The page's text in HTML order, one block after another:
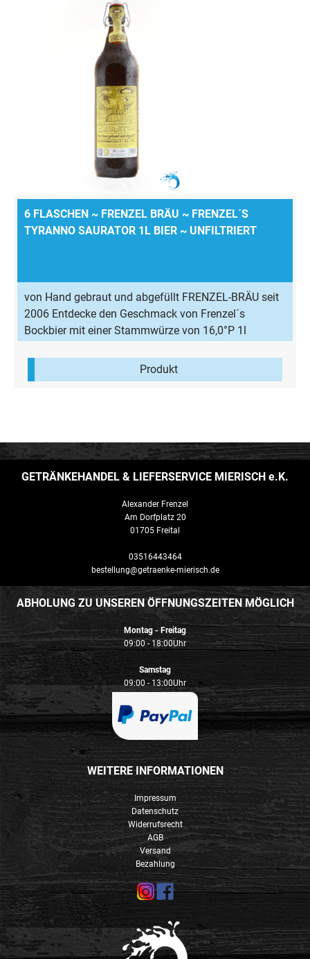
6 FLASCHEN ~ FRENZEL BRÄU ~ FRENZEL´S
TYRANNO SAURATOR 1L BIER ~ UNFILTRIERT
von Hand gebraut und abgefüllt FRENZEL-BRÄU seit
2006 Entdecke den Geschmack von Frenzel´s
Bockbier mit einer Stammwürze von 16,0°P 1l
Frenzel´s Tyranno Saurator ist ein dunkles,
vollmundiges Bockbier mit kräftigem Malzaromen.
untergärige Hefe
Produkt
GETRÄNKEHANDEL & LIEFERSERVICE MIERISCH e.K.
Alexander Frenzel
Am Dorfplatz 20
01705 Freital
03516443464
bestellung@getraenke-mierisch.de
ABHOLUNG ZU UNSEREN ÖFFNUNGSZEITEN MÖGLICH
Montag - Freitag
09:00 - 18:00Uhr
Samstag
09:00 - 13:00Uhr
WEITERE INFORMATIONEN
Impressum
Datenschutz
Widerrufsrecht
AGB
Versand
Bezahlung